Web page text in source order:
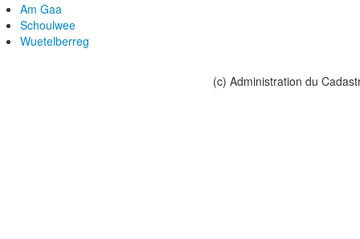
Am Gaa
Schoulwee
Wuetelberreg
(c) Administration du